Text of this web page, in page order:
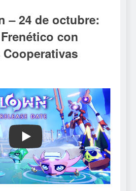
– 24 de octubre:
con
Play